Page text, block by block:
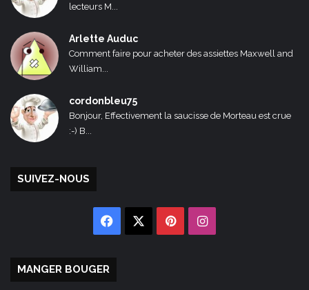
lecteurs M...
Arlette Auduc
Comment faire pour acheter des assiettes Maxwell and
William...
cordonbleu75
Bonjour, Effectivement la saucisse de Morteau est crue
:-) B...
SUIVEZ-NOUS
Facebook PinterestInstagram
MANGER BOUGER